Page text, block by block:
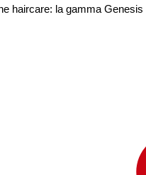
haircare: la gamma